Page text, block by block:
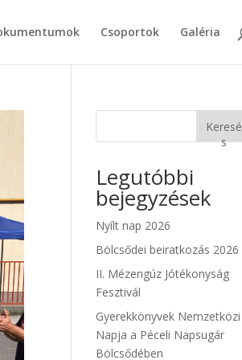
Csoportok Galéria
Keresé
s
Legutóbbi
bejegyzések
Nyílt nap 2026
Bölcsődei beiratkozás 2026
II. Mézengúz Jótékonyság
Fesztivál
Gyerekkönyvek Nemzetközi
Napja a Péceli Napsugár
Bölcsődében